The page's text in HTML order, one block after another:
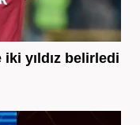
yıldız belirledi